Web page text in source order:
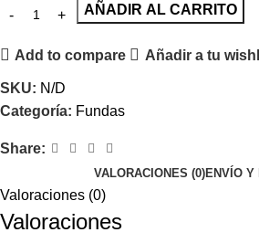
AÑADIR AL CARRITO
Add to compare Añadir a tu
SKU: N/D
Categoría: Fundas
Share:
VALORACIONES (0)ENVÍO Y
Valoraciones (0)
Valoraciones